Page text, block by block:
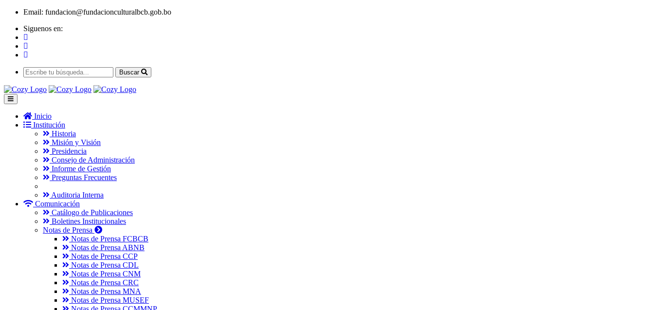
Email: fundacion@fundacionculturalbcb.gob.bo
Siguenos en:
Buscar
Inicio
Institución
Historia
Misión y Visión
Presidencia
Consejo de Administración
Informe de Gestión
Preguntas Frecuentes
Auditoria Interna
Comunicación
Catálogo de Publicaciones
Boletines Institucionales
Notas de Prensa
Notas de Prensa FCBCB
Notas de Prensa ABNB
Notas de Prensa CCP
Notas de Prensa CDL
Notas de Prensa CNM
Notas de Prensa CRC
Notas de Prensa MNA
Notas de Prensa MUSEF